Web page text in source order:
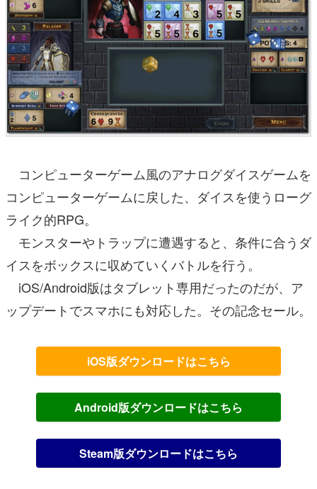
コンピューターゲーム風のアナログダイスゲームを
コンピューターゲームに戻した、ダイスを使うローグ
ライク的RPG。
モンスターやトラップに遭遇すると、条件に合うダ
イスをボックスに収めていくバトルを行う。
iOS/Android版はタブレット専用だったのだが、ア
ップデートでスマホにも対応した。その記念セール。
iOS版ダウンロードはこちら
Android版ダウンロードはこちら
Steam版ダウンロードはこちら